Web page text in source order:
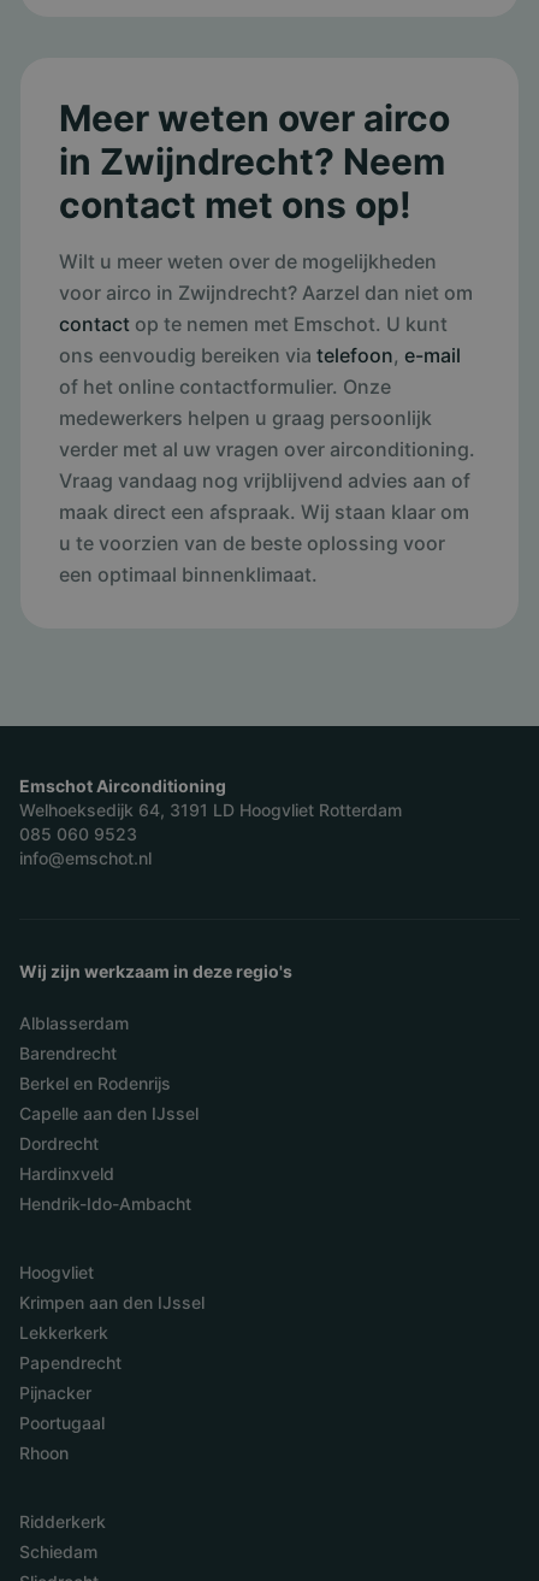
Meer weten over airco
in Zwijndrecht? Neem
contact met ons op!
Wilt u meer weten over de mogelijkheden
voor airco in Zwijndrecht? Aarzel dan niet om
contact op te nemen met Emschot. U kunt
ons eenvoudig bereiken via telefoon, e-mail
of het online contactformulier. Onze
medewerkers helpen u graag persoonlijk
verder met al uw vragen over airconditioning.
Vraag vandaag nog vrijblijvend advies aan of
maak direct een afspraak. Wij staan klaar om
u te voorzien van de beste oplossing voor
een optimaal binnenklimaat.
Emschot Airconditioning
Welhoeksedijk 64, 3191 LD Hoogvliet Rotterdam
085 060 9523
info@emschot.nl
Wij zijn werkzaam in deze regio's
Alblasserdam
Barendrecht
Berkel en Rodenrijs
Capelle aan den IJssel
Dordrecht
Hardinxveld
Hendrik-Ido-Ambacht
Hoogvliet
Krimpen aan den IJssel
Lekkerkerk
Papendrecht
Pijnacker
Poortugaal
Rhoon
Ridderkerk
Schiedam